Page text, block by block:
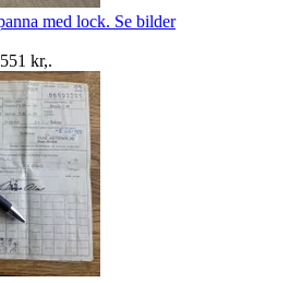
med lock. Se bilder
551 kr,.